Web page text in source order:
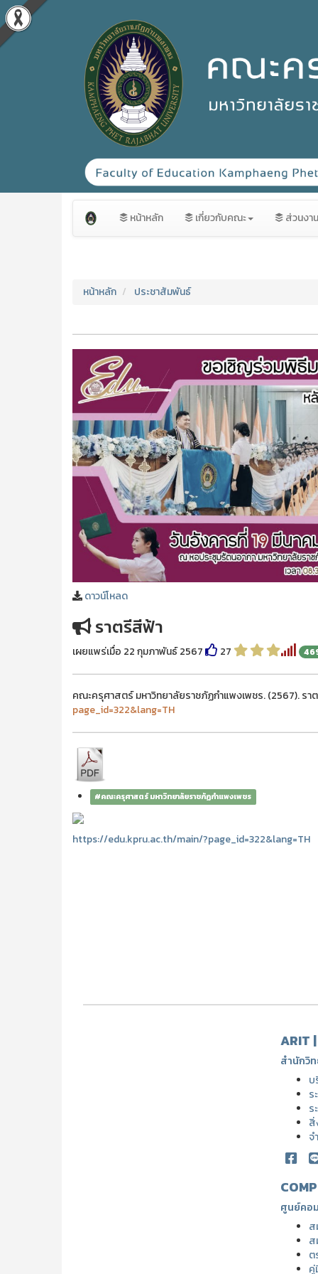
หน้าหลัก เกี่ยวกับคณะ ส่วนงาน
หน้าหลัก ประชาสัมพันธ์
ดาวน์โหลด
ราตรีสีฟ้า
เผยแพร่เมื่อ 22 กุมภาพันธ์ 2567 27
คณะครุศาสตร์ มหาวิทยาลัยราชภัฏกำแพงเพชร. (2567). ร
page_id=322&lang=TH
#คณะครุศาสตร์ มหาวิทยาลัยราชภัฏกำแพงเพชร
https://edu.kpru.ac.th/main/?page_id=322&lang=TH
ARIT
สำนักวิ
บ
ร
ร
สิ่
จ
ศูนย์คอ
ส
ส
ต
คู่